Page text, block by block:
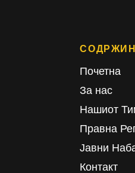
Почетна
За нас
Нашиот
Правна
Јавни
Контакт